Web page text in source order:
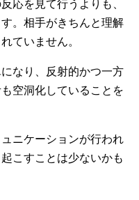
応を見て行うよりも、
。相手がきちんと理解
ていません。
なり、反射的かつ一方
空洞化していることを
ニケーションが行われ
こすことは少ないかも